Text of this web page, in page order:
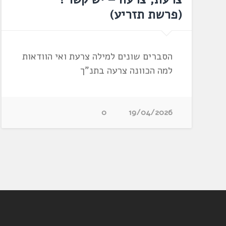
‏(פרשת תזריע‏)
הסברים שונים למילה צרעת ואי הוודאות
למה הכוונה צרעה בתנ"ך
19/04/2026
0